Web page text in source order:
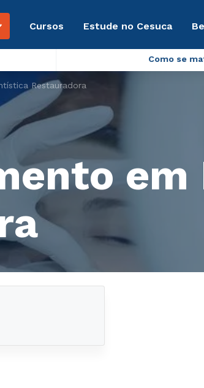
Cursos Estude no Cesuca
Como se
Restauradora